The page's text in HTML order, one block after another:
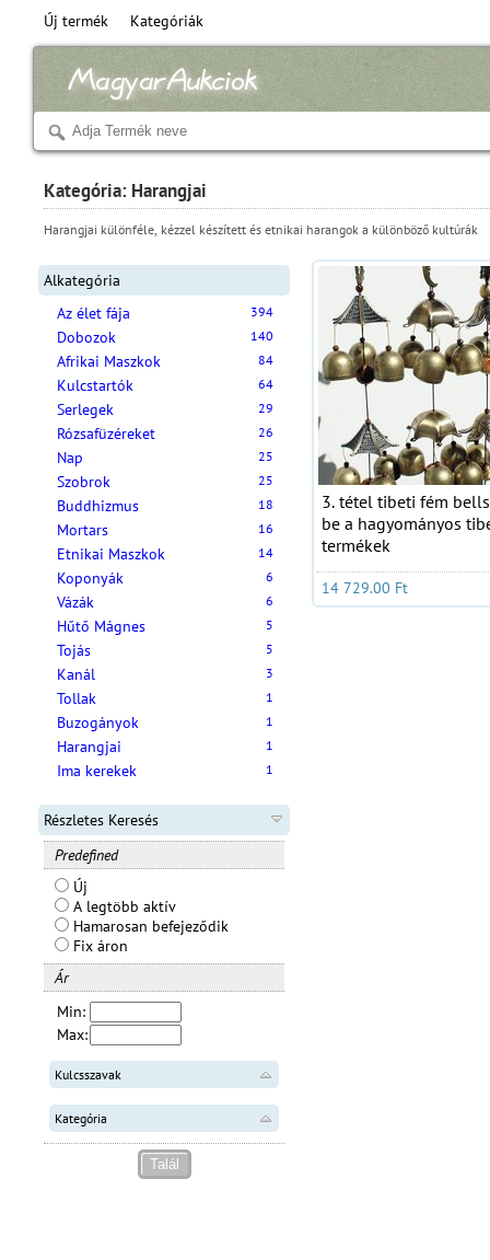
Új termék Kategóriák
Kategória: Harangjai
Harangjai különféle, kézzel készített és etnikai harangok a különböző kultúrák
Alkategória
Az élet fája
394
Dobozok 140
Afrikai Maszkok 84
Kulcstartók 64
Serlegek 29
Rózsafüzéreket 26
Nap 25
Szobrok 25
Buddhizmus 18
Mortars 16
Etnikai Maszkok 14
Koponyák 6
Vázák 6
Hűtő Mágnes 5
Tojás 5
Kanál 3
Tollak 1
Buzogányok 1
Harangjai 1
Ima kerekek 1
Részletes Keresés
Predefined
Új
A legtöbb aktív
Hamarosan befejeződik
Fix áron
Ár
Min:
Max:
Kulcsszavak
Kategória
3. tétel tibeti fém
be a hagyományos
termékek
14 729.00 Ft